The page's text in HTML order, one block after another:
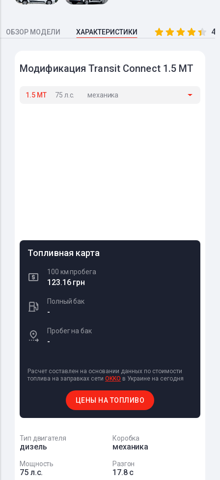
ОБЗОР МОДЕЛИ ХАРАКТЕРИСТИКИ
Модификация Transit Connect 1.5 MT
1.5 MT 75 л.с. механика
Топливная карта
100 км пробега
123.16 грн
Полный бак
-
Пробег на бак
-
Расчет составлен на основании данных по стоимости
топлива на заправках сети OKKO в Украине на сегодня
ЦЕНЫ НА ТОПЛИВО
Тип двигателя
дизель
Коробка
механика
Мощность
75 л.с.
Разгон
17.8 с